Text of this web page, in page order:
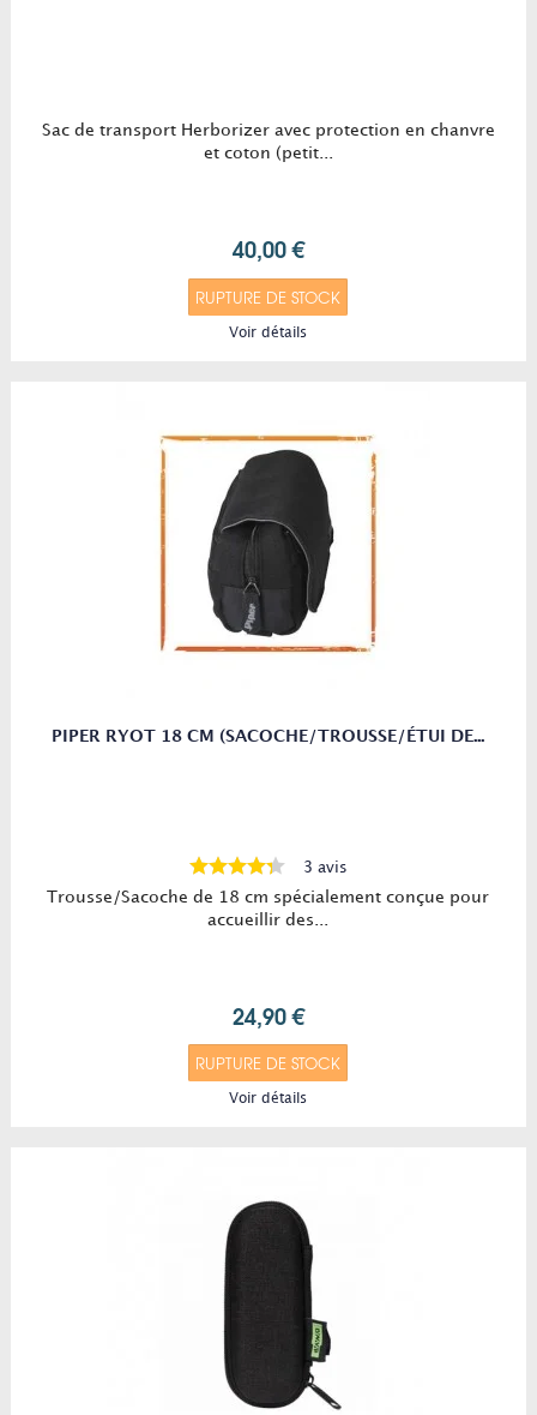
Sac de transport Herborizer avec protection en chanvre
et coton (petit...
40,00 €
RUPTURE DE STOCK
Voir détails
PIPER RYOT 18 CM (SACOCHE/TROUSSE/ÉTUI DE...
3 avis
Trousse/Sacoche de 18 cm spécialement conçue pour
accueillir des...
24,90 €
RUPTURE DE STOCK
Voir détails